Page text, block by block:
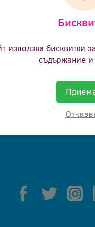
използва бисквитки
съдържание